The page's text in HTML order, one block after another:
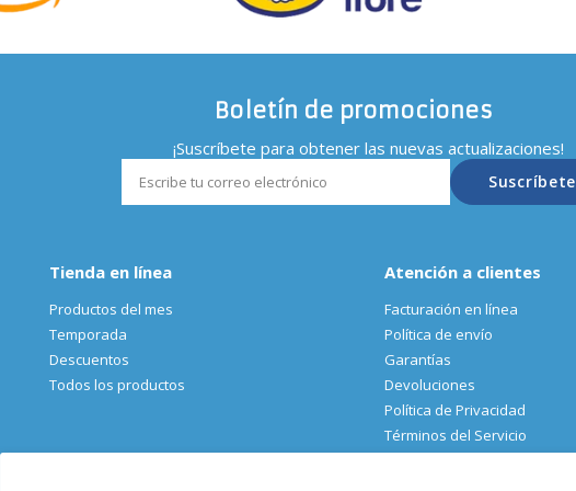
Boletín de promociones
¡Suscríbete para obtener las nuevas actualizaciones!
Suscríbete
Tienda en línea
Productos del mes
Temporada
Descuentos
Todos los productos
Atención a clientes
Facturación en línea
Política de envío
Garantías
Devoluciones
Política de Privacidad
Términos del Servicio